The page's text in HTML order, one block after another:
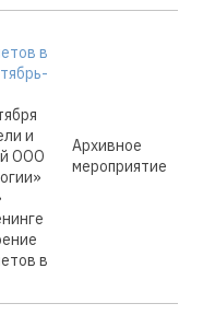
в
и
ООО
в
Архивное
мероприятие